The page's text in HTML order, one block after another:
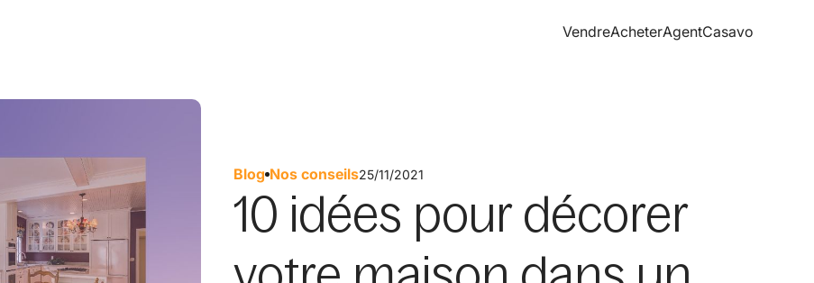
VendreAcheterAgentCasavo
Blog Nos conseils25/11/2021
10 idées pour décorer